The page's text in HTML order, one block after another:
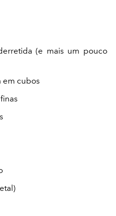
(e mais um pouco
em cubos